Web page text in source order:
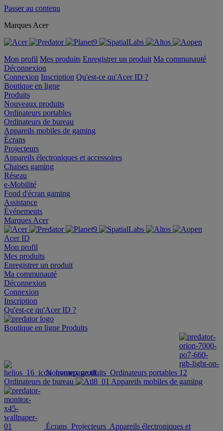
Passer au contenu
Marques Acer
Mon profil Mes produits Enregistrer un produit Ma communauté
Déconnexion
Connexion Inscription Qu'est-ce qu'Acer ID ?
Boutique en ligne
Produits
Nouveaux produits
Ordinateurs portables
Ordinateurs de bureau
Appareils mobiles de gaming
Écrans
Projecteurs
Appareils électroniques et accessoires
Chaises gaming
Réseau
e-Mobilité
Fond d'écran gaming
Assistance
Événements
Marques Acer
Acer ID
Mon profil
Mes produits
Enregistrer un produit
Ma communauté
Déconnexion
Connexion
Inscription
Qu'est-ce qu'Acer ID ?
Boutique en ligne Produits
Nouveaux produits Ordinateurs portables
Ordinateurs de bureau
Appareils mobiles de gaming
Écrans Projecteurs Appareils électroniques et